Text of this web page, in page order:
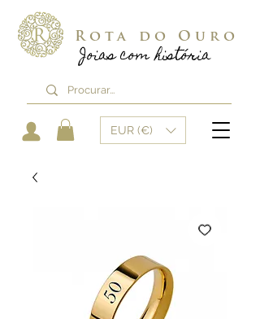
Joias com história
Rota do Ouro
EUR (€)